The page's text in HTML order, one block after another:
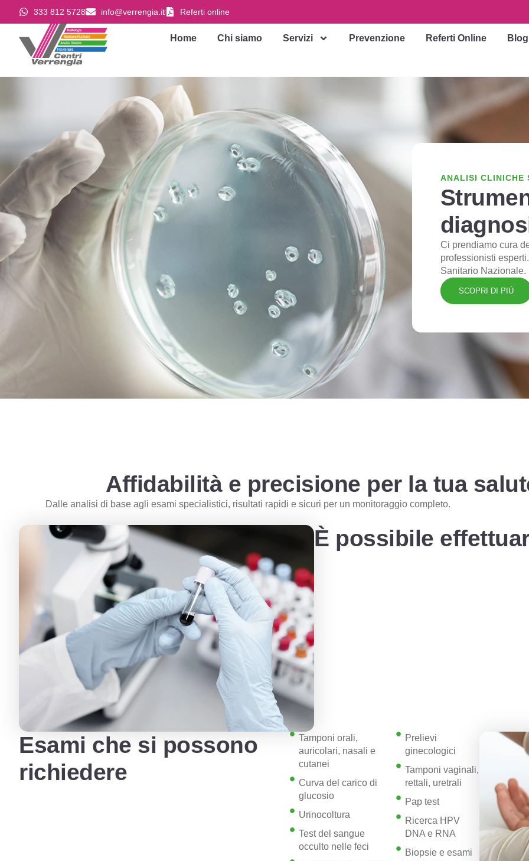
333 812 5728 info@verrengia.it Referti online
Home Chi siamo Servizi Prevenzione Referti Online Blog
ANALISI CLINICHE
Ci prendiamo cura
professionisti
Sanitario Nazionale.
SCOPRI DI PIÙ
Affidabilità e precisione per la tua
Dalle analisi di base agli esami specialistici, risultati rapidi e sicuri per un monitoraggio completo.
È possibile
Esami che si possono
richiedere
Tamponi orali,
auricolari, nasali e
cutanei
Curva del carico di
glucosio
Urinocoltura
Test del sangue
occulto nelle feci
Prelievi
ginecologici
Tamponi vaginali,
rettali, uretrali
Pap test
Ricerca HPV
DNA e RNA
Biopsie e esami